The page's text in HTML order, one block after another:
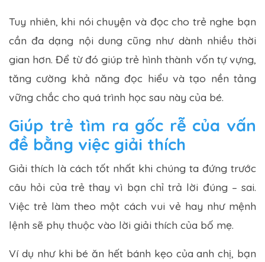
Tuy nhiên, khi nói chuyện và đọc cho trẻ nghe bạn
cần đa dạng nội dung cũng như dành nhiều thời
gian hơn. Để từ đó giúp trẻ hình thành vốn tự vựng,
tăng cường khả năng đọc hiểu và tạo nền tảng
vững chắc cho quá trình học sau này của bé.
Giúp trẻ tìm ra gốc rễ của vấn
đề bằng việc giải thích
Giải thích là cách tốt nhất khi chúng ta đứng trước
câu hỏi của trẻ thay vì bạn chỉ trả lời đúng – sai.
Việc trẻ làm theo một cách vui vẻ hay như mệnh
lệnh sẽ phụ thuộc vào lời giải thích của bố mẹ.
Ví dụ như khi bé ăn hết bánh kẹo của anh chị, bạn